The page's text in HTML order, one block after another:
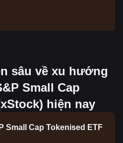
sâu về xu hướng
Small Cap
hiện nay
Small Cap Tokenised ETF